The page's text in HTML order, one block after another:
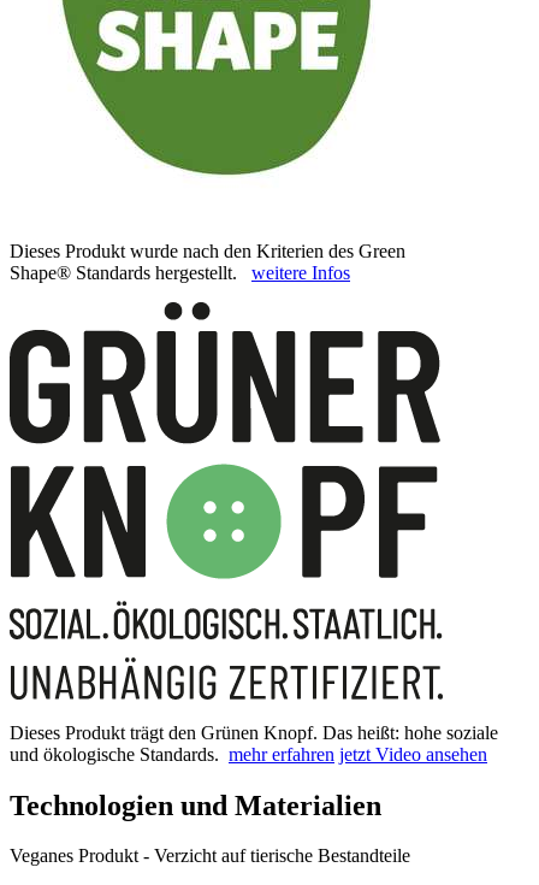
Dieses Produkt wurde nach den Kriterien des Green
Shape® Standards hergestellt. weitere Infos
Dieses Produkt trägt den Grünen Knopf. Das heißt: hohe soziale
und ökologische Standards. mehr erfahren jetzt Video ansehen
Technologien und Materialien
Veganes Produkt - Verzicht auf tierische Bestandteile